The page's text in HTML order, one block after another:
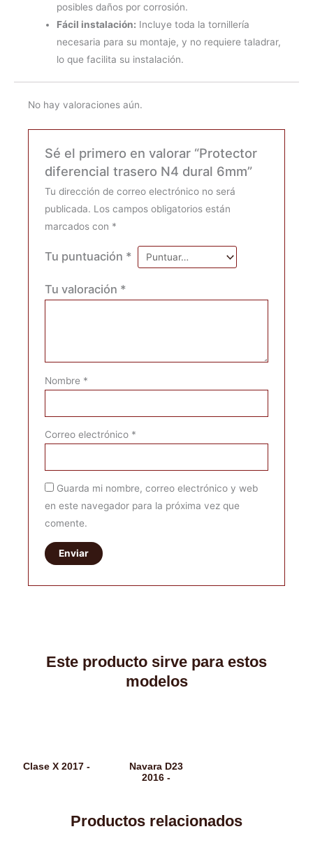
posibles daños por corrosión.
Fácil instalación: Incluye toda la tornillería
necesaria para su montaje, y no requiere taladrar,
lo que facilita su instalación.
No hay valoraciones aún.
Sé el primero en valorar “Protector
diferencial trasero N4 dural 6mm”
Tu dirección de correo electrónico no será
publicada. Los campos obligatorios están
marcados con *
Tu puntuación *
Tu valoración *
Nombre *
Correo electrónico *
Guarda mi nombre, correo electrónico y web
en este navegador para la próxima vez que
comente.
Este producto sirve para estos
modelos
Clase X 2017 -
Navara D23
2016 -
Productos relacionados